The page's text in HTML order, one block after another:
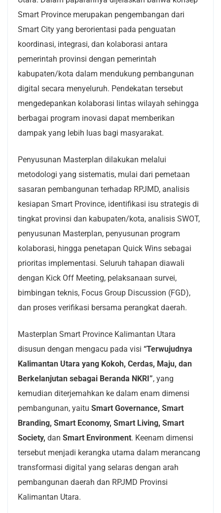
Smart Province merupakan pengembangan dari
Smart City yang berorientasi pada penguatan
koordinasi, integrasi, dan kolaborasi antara
pemerintah provinsi dengan pemerintah
kabupaten/kota dalam mendukung pembangunan
digital secara menyeluruh. Pendekatan tersebut
mengedepankan kolaborasi lintas wilayah sehingga
berbagai program inovasi dapat memberikan
dampak yang lebih luas bagi masyarakat.
Penyusunan Masterplan dilakukan melalui
metodologi yang sistematis, mulai dari pemetaan
sasaran pembangunan terhadap RPJMD, analisis
kesiapan Smart Province, identifikasi isu strategis di
tingkat provinsi dan kabupaten/kota, analisis SWOT,
penyusunan Masterplan, penyusunan program
kolaborasi, hingga penetapan Quick Wins sebagai
prioritas implementasi. Seluruh tahapan diawali
dengan Kick Off Meeting, pelaksanaan survei,
bimbingan teknis, Focus Group Discussion (FGD),
dan proses verifikasi bersama perangkat daerah.
Masterplan Smart Province Kalimantan Utara
disusun dengan mengacu pada visi “Terwujudnya
Kalimantan Utara yang Kokoh, Cerdas, Maju, dan
Berkelanjutan sebagai Beranda NKRI”, yang
kemudian diterjemahkan ke dalam enam dimensi
pembangunan, yaitu Smart Governance, Smart
Branding, Smart Economy, Smart Living, Smart
Society, dan Smart Environment. Keenam dimensi
tersebut menjadi kerangka utama dalam merancang
transformasi digital yang selaras dengan arah
pembangunan daerah dan RPJMD Provinsi
Kalimantan Utara.